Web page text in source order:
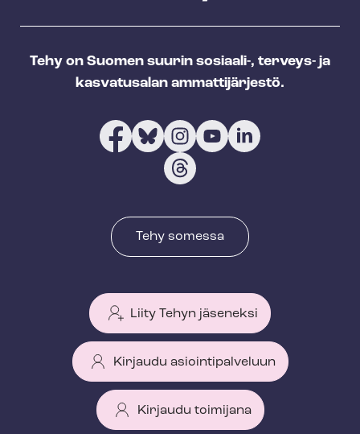
Tehy on Suomen suurin sosiaali-, terveys- ja
kasvatusalan ammattijärjestö.
Tehy somessa
Liity Tehyn jäseneksi
Kirjaudu asiointipalveluun
Kirjaudu toimijana